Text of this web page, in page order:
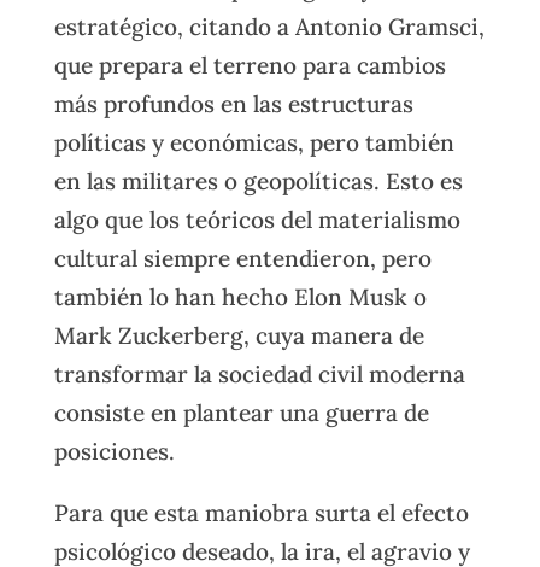
estratégico, citando a Antonio Gramsci,
que prepara el terreno para cambios
más profundos en las estructuras
políticas y económicas, pero también
en las militares o geopolíticas. Esto es
algo que los teóricos del materialismo
cultural siempre entendieron, pero
también lo han hecho Elon Musk o
Mark Zuckerberg, cuya manera de
transformar la sociedad civil moderna
consiste en plantear una guerra de
posiciones.
Para que esta maniobra surta el efecto
psicológico deseado, la ira, el agravio y